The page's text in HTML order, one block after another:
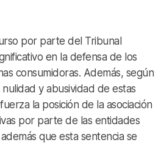
por parte del Tribunal
en la defensa de los
consumidoras. Además, según
y abusividad de estas
la posición de la asociación
por parte de las entidades
que esta sentencia se